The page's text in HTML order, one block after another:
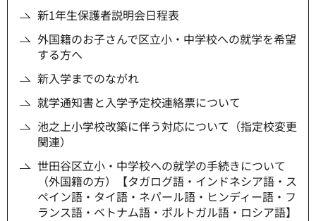
新1年生保護者説明会日程表
外国籍のお子さんで区立小・中学校への就学を希望
する方へ
新入学までのながれ
就学通知書と入学予定校連絡票について
池之上小学校改築に伴う対応について（指定校変更
関連）
世田谷区立小・中学校への就学の手続きについて
（外国籍の方）【タガログ語・インドネシア語・ス
ペイン語・タイ語・ネパール語・ヒンディー語・フ
ランス語・ベトナム語・ポルトガル語・ロシア語】